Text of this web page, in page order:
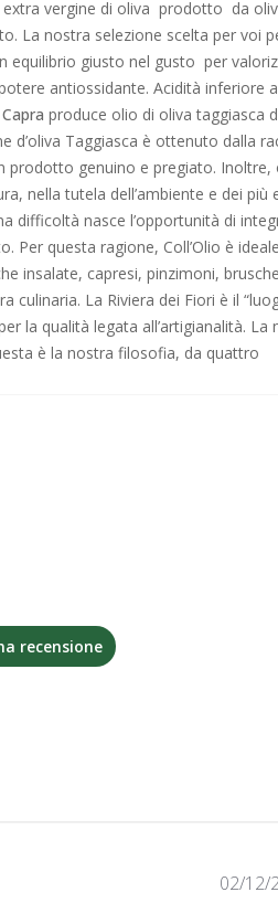
extra vergine di oliva prodotto da
La nostra selezione scelta per voi
equilibrio giusto nel gusto per
antiossidante. Acidità inferiore
produce olio di oliva taggiasca
d’oliva Taggiasca è ottenuto dalla
prodotto genuino e pregiato. Inoltre,
nella tutela dell’ambiente e dei più
difficoltà nasce l’opportunità di
questa ragione, Coll’Olio è
insalate, capresi, pinzimoni,
La Riviera dei Fiori è il
la qualità legata all’artigianalità. La
è la nostra filosofia, da quattro
recensione
02/12/